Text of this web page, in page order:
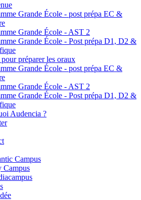
Grande École - post prépa EC &
Grande École - AST 2
Grande École - Post prépa D1, D2 &
préparer les oraux
Grande École - post prépa EC &
Grande École - AST 2
Grande École - Post prépa D1, D2 &
Audencia ?
Campus
Campus